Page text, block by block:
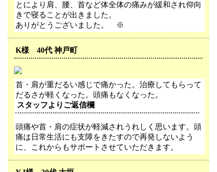
とにより肩、腰、首など体全体の痛みが緩和され仰向
きで寝ることが出きました。
ありがとうございました。 ※
K様 40代 神戸町
首・肩が重だるい感じで痛かった。治療してもらって
だるさが軽くなった。頭痛もなくなった。
スタッフよりご返信欄
頭痛や首・肩の症状が軽減されうれしく思います。頭
痛は日常生活にも支障をきたすので再発しないよう
に、これからもサポートさせていただきます。